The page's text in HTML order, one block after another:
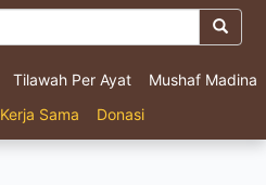
Tilawah Per Ayat
Mushaf Madina
Kerja Sama Donasi